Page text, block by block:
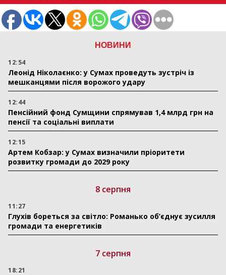
НОВИНИ
12:54
Леонід Ніколаєнко: у Сумах проведуть зустріч із
мешканцями після ворожого удару
12:44
Пенсійний фонд Сумщини спрямував 1,4 млрд грн на
пенсії та соціальні виплати
12:15
Артем Кобзар: у Сумах визначили пріоритети
розвитку громади до 2029 року
8 серпня
11:27
Глухів бореться за світло: Романько об’єднує зусилля
громади та енергетиків
7 серпня
18:21